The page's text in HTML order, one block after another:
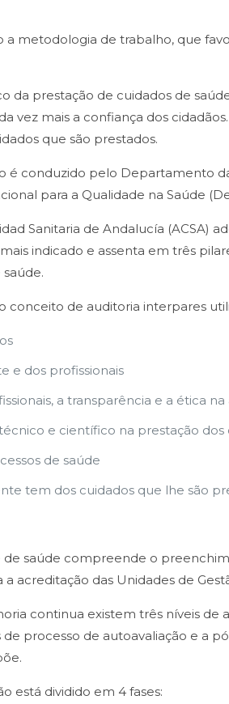
a metodologia de trabalho, que
da prestação de cuidados de
vez mais a confiança dos
que são prestados.
é conduzido pelo Departamento
para a Qualidade na Saúde
Sanitaria de Andalucía (ACSA)
indicado e assenta em três
conceito de auditoria interpares
e dos profissionais
a transparência e a ética na
e científico na prestação dos
de saúde
tem dos cuidados que lhe são
de saúde compreende o
acreditação das Unidades de
continua existem três níveis de
de processo de autoavaliação e a
está dividido em 4 fases: